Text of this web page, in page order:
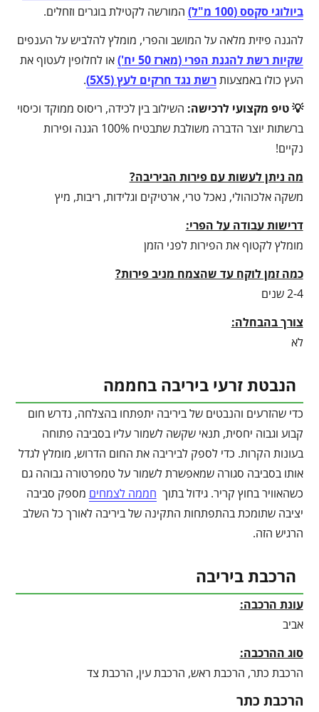
ביולוגי סקסס (100 מ"ל)
המורשה לקטילת בוגרים וזחלים.
להגנה פיזית מלאה על המושב והפרי, מומלץ להלביש על הענפים
שקיות רשת להגנת הפרי (מארז 50 יח')
או לחלופין לעטוף את
העץ כולו באמצעותרשת נגד חרקים לעץ (5X5)
.
💡 טיפ מקצועי לרכישה: השילוב בין לכידה, ריסוס ממוקד וכיסוי
ברשתות יוצר הדברה משולבת שתבטיח 100% הגנה ופירות
נקיים!
מה ניתן לעשות עם פירות הביריבה?
משקה אלכוהולי, נאכל טרי, ארטיקים וגלידות, ריבות, מיץ
דרישות עבודה על הפרי:
מומלץ לקטוף את הפירות לפני הזמן
כמה זמן לוקח עד שהצמח מניב פירות?
2-4 שנים
צורך בהבחלה:
לא
הנבטת זרעי ביריבה בחממה
כדי שהזרעים והנבטים של ביריבה יתפתחו בהצלחה, נדרש חום
קבוע וגבוה יחסית, תנאי שקשה לשמור עליו בסביבה פתוחה
בעונות הקרות. כדי לספק לביריבה את החום הדרוש, מומלץ לגדל
אותו בסביבה סגורה שמאפשרת לשמור על טמפרטורה גבוהה גם
כשהאוויר בחוץ קריר. גידול בתוך חממה לצמחים מספק סביבה
יציבה שתומכת בהתפתחות התקינה של ביריבה לאורך כל השלב
הרגיש הזה.
הרכבת ביריבה
עונת הרכבה:
אביב
סוג ההרכבה:
הרכבת כתר, הרכבת ראש, הרכבת עין, הרכבת צד
הרכבת כתר